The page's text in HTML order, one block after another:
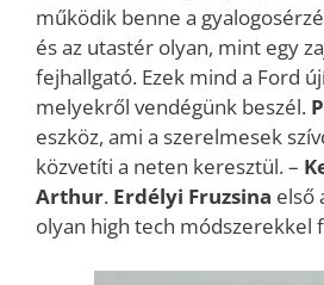
működik benne a
és az utastér olyan, mint egy
fejhallgató. Ezek mind a Ford
melyekről vendégünk beszél.
eszköz, ami a szerelmesek
közvetíti a neten keresztül. –
Arthur. Erdélyi Fruzsina első
olyan high tech módszerekkel